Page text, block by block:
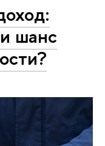
шанс